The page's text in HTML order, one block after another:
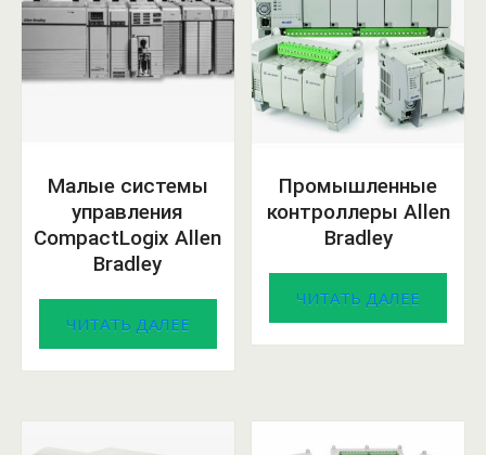
Малые системы
управления
CompactLogix Allen
Bradley
ЧИТАТЬ ДАЛЕЕ
Промышленные
контроллеры Allen
Bradley
ЧИТАТЬ ДАЛЕЕ